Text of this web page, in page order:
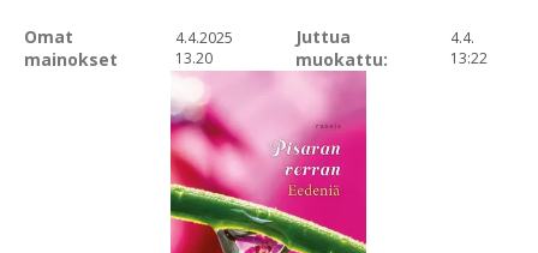
Omat
mainokset
4.4.2025
13.20
Juttua
muokattu:
4.4.
13:22